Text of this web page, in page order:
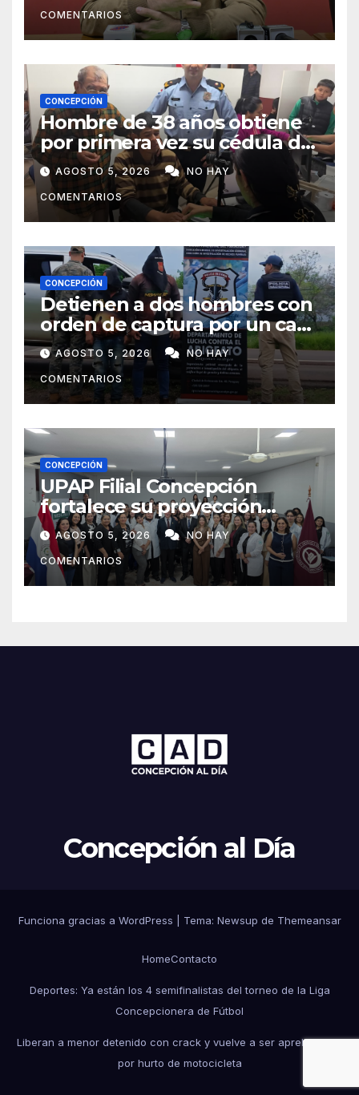
COMENTARIOS
CONCEPCIÓN
Hombre de 38 años obtiene
por primera vez su cédula de
identidad en Concepción
AGOSTO 5, 2026 NO HAY
COMENTARIOS
CONCEPCIÓN
Detienen a dos hombres con
orden de captura por un caso
de abigeato
AGOSTO 5, 2026 NO HAY
COMENTARIOS
CONCEPCIÓN
UPAP Filial Concepción
fortalece su proyección
internacional con la visita del
Prof. Dr. Antonio Castaño,
referente de la Universidad
de Sevilla
AGOSTO 5, 2026 NO HAY
COMENTARIOS
Concepción al Día
Funciona gracias a WordPress Tema: Newsup de Themeansar
HomeContacto
Deportes: Ya están los 4 semifinalistas del torneo de la Liga
Concepcionera de Fútbol
Liberan a menor detenido con crack y vuelve a ser aprehendido
por hurto de motocicleta